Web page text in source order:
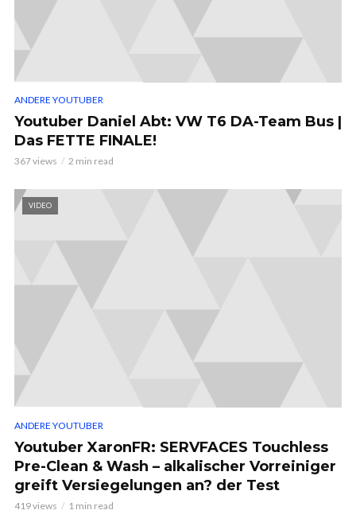
ANDERE YOUTUBER
Youtuber Daniel Abt: VW T6 DA-Team Bus |
Das FETTE FINALE!
367 views 2 min read
VIDEO
ANDERE YOUTUBER
Youtuber XaronFR: SERVFACES Touchless
Pre-Clean & Wash – alkalischer Vorreiniger
greift Versiegelungen an? der Test
419 views 1 min read